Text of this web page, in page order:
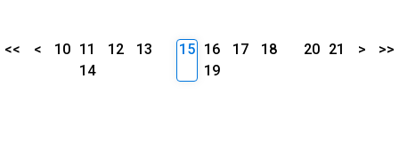
<< < 10 11 12
13
14
15 16 17
18
19
20 21 > >>